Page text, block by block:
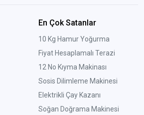
En Çok Satanlar
10 Kg Hamur Yoğurma
Fiyat Hesaplamalı Terazi
12 No Kıyma Makinası
Sosis Dilimleme Makinesi
Elektrikli Çay Kazanı
Soğan Doğrama Makinesi